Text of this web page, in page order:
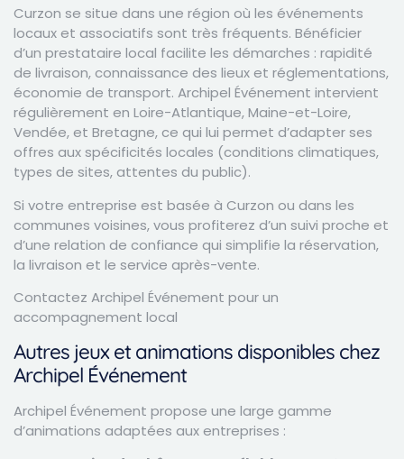
Curzon se situe dans une région où les événements
locaux et associatifs sont très fréquents. Bénéficier
d’un prestataire local facilite les démarches : rapidité
de livraison, connaissance des lieux et réglementations,
économie de transport. Archipel Événement intervient
régulièrement en Loire-Atlantique, Maine-et-Loire,
Vendée, et Bretagne, ce qui lui permet d’adapter ses
offres aux spécificités locales (conditions climatiques,
types de sites, attentes du public).
Si votre entreprise est basée à Curzon ou dans les
communes voisines, vous profiterez d’un suivi proche et
d’une relation de confiance qui simplifie la réservation,
la livraison et le service après-vente.
Contactez Archipel Événement pour un
accompagnement local
Autres jeux et animations disponibles chez
Archipel Événement
Archipel Événement propose une large gamme
d’animations adaptées aux entreprises :